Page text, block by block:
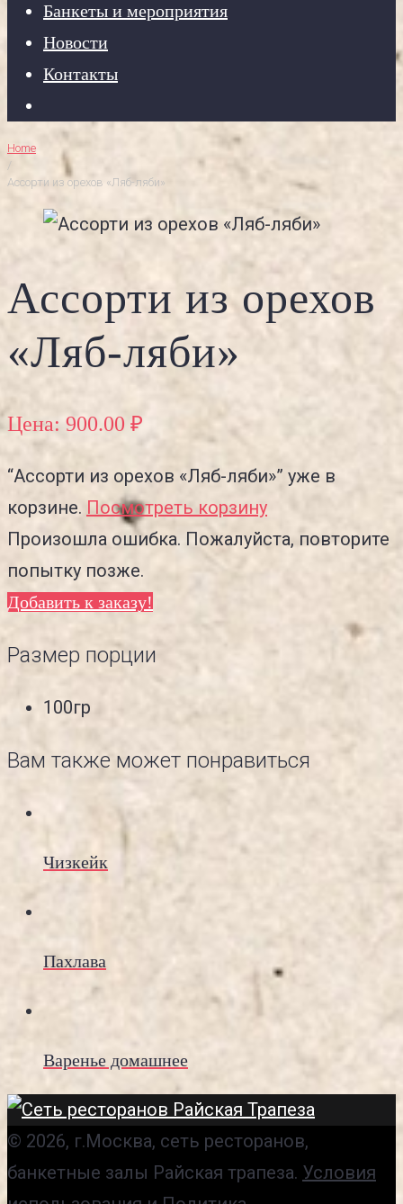
Банкеты и мероприятия
Новости
Контакты
Home
/
Ассорти из орехов «Ляб-ляби»
Ассорти из орехов
«Ляб-ляби»
Цена: 900.00 ₽
“Ассорти из орехов «Ляб-ляби»” уже в
корзине. Посмотреть корзину
Произошла ошибка. Пожалуйста, повторите
попытку позже.
Добавить к заказу!
Размер порции
100гр
Вам также может понравиться
Чизкейк
Пахлава
Варенье домашнее
© 2026, г.Москва, сеть ресторанов,
банкетные залы Райская трапеза. Условия